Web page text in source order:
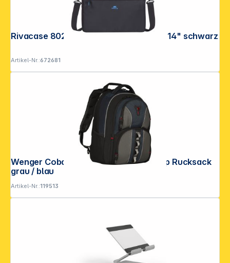
Rivacase 8027 Regent Laptop Tasche 14" schwarz
Artikel-Nr.:672681
Wenger Cobalt 16" bis 39,60 cm Laptop Rucksack
grau / blau
Artikel-Nr.:119513